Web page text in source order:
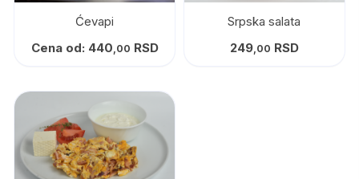
Ćevapi
Cena od: 440,00 RSD
Srpska salata
249,00 RSD